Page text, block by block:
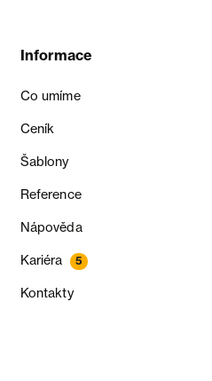
Informace
Co umíme
Ceník
Šablony
Reference
Nápověda
Kariéra 5
Kontakty